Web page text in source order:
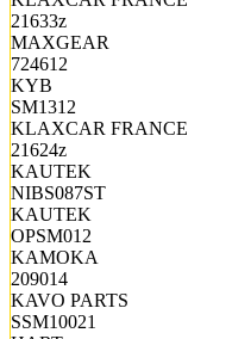
21633z
MAXGEAR
724612
KYB
SM1312
KLAXCAR FRANCE
21624z
KAUTEK
NIBS087ST
KAUTEK
OPSM012
KAMOKA
209014
KAVO PARTS
SSM10021